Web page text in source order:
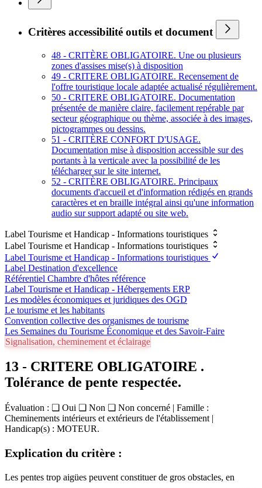
Critères accessibilité outils et document
48 - CRITÈRE OBLIGATOIRE. Une ou plusieurs
zones d'assises mise(s) à disposition
49 - CRITERE OBLIGATOIRE. Recensement de
l'offre touristique locale adaptée actualisé régulièrement.
50 - CRITERE OBLIGATOIRE. Documentation
présentée de manière claire, facilement repérable par
secteur géographique ou thème, associée à des images,
pictogrammes ou dessins.
51 - CRITÈRE CONFORT D'USAGE.
Documentation mise à disposition accessible sur des
portants à la verticale avec la possibilité de les
télécharger sur le site internet.
52 - CRITÈRE OBLIGATOIRE. Principaux
documents d'accueil et d'information rédigés en grands
caractères et en braille intégral ainsi qu'une information
audio sur support adapté ou site web.
Label Tourisme et Handicap - Informations touristiques
Label Tourisme et Handicap - Informations touristiques
Label Tourisme et Handicap - Informations touristiques
Label Destination d'excellence
Référentiel Chambre d'hôtes référence
Label Tourisme et Handicap - Hébergements ERP
Les modèles économiques et juridiques des OGD
Le tourisme et les habitants
Convention collective des organismes de tourisme
Les Semaines du Tourisme Économique et des Savoir-Faire
Signalisation, cheminement et éclairage
13 - CRITERE OBLIGATOIRE .
Tolérance de pente respectée.
Évaluation : ❏ Oui ❏ Non ❏ Non concerné | Famille :
Cheminements intérieurs et extérieurs de l'établissement |
Handicap(s) : MOTEUR.
Explication du critère :
Les pentes trop aigües peuvent constituer de gros obstacles, en